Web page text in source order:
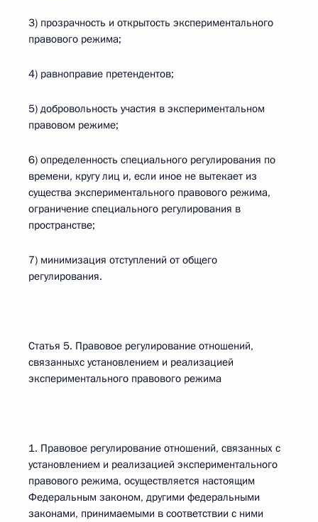
3) прозрачность и открытость экспериментального
правового режима;
4) равноправие претендентов;
5) добровольность участия в экспериментальном
правовом режиме;
6) определенность специального регулирования по
времени, кругу лиц и, если иное не вытекает из
существа экспериментального правового режима,
ограничение специального регулирования в
пространстве;
7) минимизация отступлений от общего
регулирования.
Статья 5. Правовое регулирование отношений,
связанныхс установлением и реализацией
экспериментального правового режима
1. Правовое регулирование отношений, связанных с
установлением и реализацией экспериментального
правового режима, осуществляется настоящим
Федеральным законом, другими федеральными
законами, принимаемыми в соответствии с ними